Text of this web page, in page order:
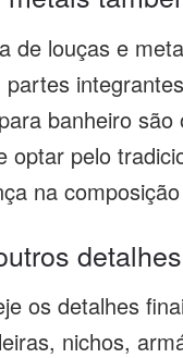
de louças e
banheiro
optar pelo
na
os detalhes
nichos,